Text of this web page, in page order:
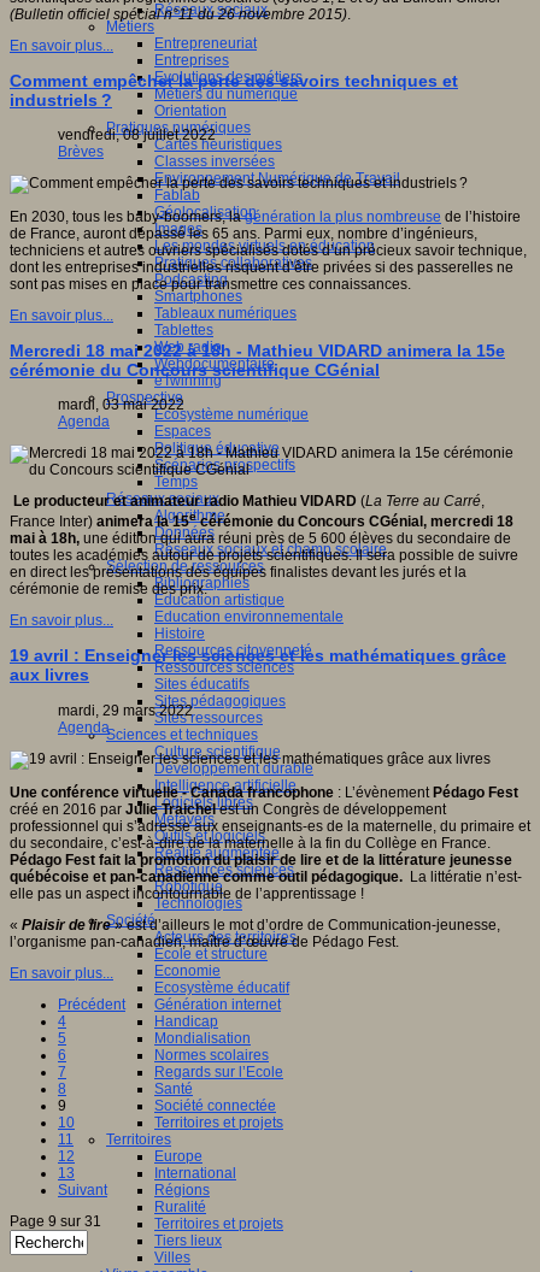
Réseaux sociaux
Métiers
Entrepreneuriat
Entreprises
Evolutions des métiers
Métiers du numérique
Orientation
Pratiques numériques
Cartes heuristiques
Classes inversées
Environnement Numérique de Travail
Fablab
Géolocalisation
Images
Les mondes virtuels en éducation
Pratiques collaboratives
Podcasting
Smartphones
Tableaux numériques
Tablettes
Web radio
Webdocumentaire
eTwinning
Prospective
Ecosystème numérique
Espaces
Politique éducative
Scénarios prospectifs
Temps
Réseaux sociaux
Algorithme
Données
Réseaux sociaux et champ scolaire
Sélection de ressources
Bibliographies
Education artistique
Education environnementale
Histoire
Ressources citoyenneté
Ressources sciences
Sites éducatifs
Sites pédagogiques
Sites ressources
Sciences et techniques
Culture scientifique
Développement durable
Intelligence artificielle
Logiciels libres
Métavers
Outils et logiciels
Réalité augmentée
Ressources sciences
Robotique
Technologies
Société
Acteurs des territoires
Ecole et structure
Economie
Ecosystème éducatif
Génération internet
Handicap
Mondialisation
Normes scolaires
Regards sur l’Ecole
Santé
Société connectée
Territoires et projets
Territoires
Europe
International
Régions
Ruralité
Territoires et projets
Tiers lieux
Villes
(Bulletin officiel spécial n°11 du 26 novembre 2015).
En savoir plus...
Comment empêcher la perte des savoirs techniques et
industriels ?
vendredi, 08 juillet 2022
Brèves
En 2030, tous les baby-boomers, lagénération la plus nombreuse de l’histoire
de France, auront dépassé les 65 ans. Parmi eux, nombre d’ingénieurs,
techniciens et autres ouvriers spécialisés dotés d’un précieux savoir technique,
dont les entreprises industrielles risquent d’être privées si des passerelles ne
sont pas mises en place pour transmettre ces connaissances.
En savoir plus...
Mercredi 18 mai 2022 à 18h - Mathieu VIDARD animera la 15e
cérémonie du Concours scientifique CGénial
mardi, 03 mai 2022
Agenda
Le producteur et animateur radio Mathieu VIDARD (La Terre au Carré,
France Inter) animera la 15ecérémonie du Concours CGénial, mercredi 18
mai à 18h, une édition qui aura réuni près de 5 600 élèves du secondaire de
toutes les académies autour de projets scientifiques. Il sera possible de suivre
en direct les présentations des équipes finalistes devant les jurés et la
cérémonie de remise des prix.
En savoir plus...
19 avril : Enseigner les sciences et les mathématiques grâce
aux livres
mardi, 29 mars 2022
Agenda
Une conférence virtuelle - Canada francophone : L’évènement Pédago Fest
créé en 2016 par Julie Traichelest un Congrès de développement
professionnel qui s’adresse aux enseignants-es de la maternelle, du primaire et
du secondaire, c’est-à-dire de la maternelle à la fin du Collège en France.
Pédago Fest fait la promotion du plaisir de lire et de la littérature jeunesse
québécoise et pan-canadienne comme outil pédagogique. La littératie n’est-
elle pas un aspect incontournable de l’apprentissage !
« Plaisir de lire» est d’ailleurs le mot d’ordre de Communication-jeunesse,
l’organisme pan-canadien, maître d’œuvre de Pédago Fest.
En savoir plus...
Précédent
4
5
6
7
8
9
10
11
12
13
Suivant
Page 9 sur 31